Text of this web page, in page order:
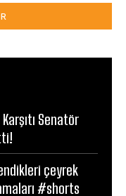
Karşıtı Senatör
çeyrek
#shorts